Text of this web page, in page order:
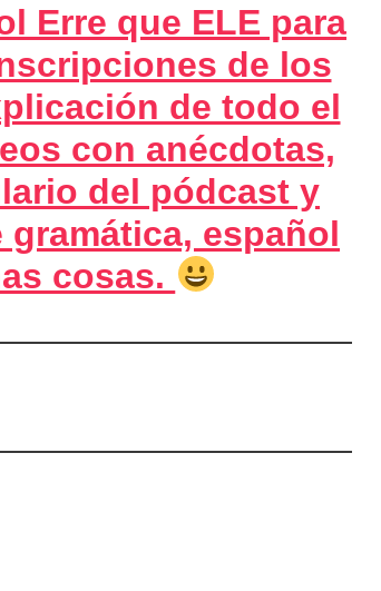
Erre que ELE para
de los
de todo el
con anécdotas,
del pódcast y
español
cosas.